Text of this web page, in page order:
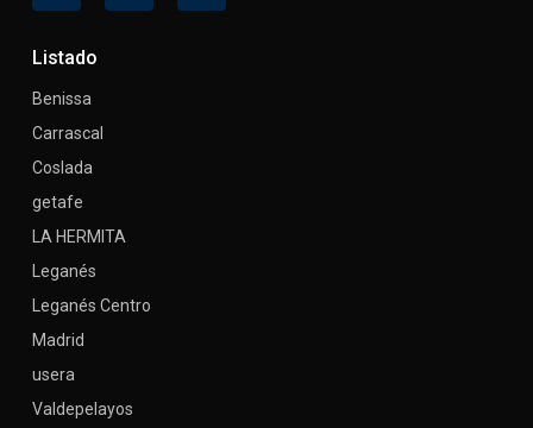
Listado
Benissa
Carrascal
Coslada
getafe
LA HERMITA
Leganés
Leganés Centro
Madrid
usera
Valdepelayos